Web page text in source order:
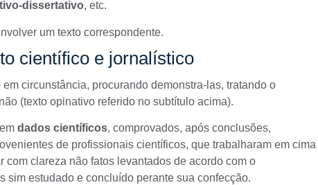
dissertativo, etc.
um texto correspondente.
científico e jornalístico
em circunstância, procurando demonstra-las, tratando o
(texto opinativo referido no subtítulo acima).
dados científicos, comprovados, após conclusões,
de profissionais científicos, que trabalharam em cima
com clareza não fatos levantados de acordo com o
sim estudado e concluído perante sua confecção.